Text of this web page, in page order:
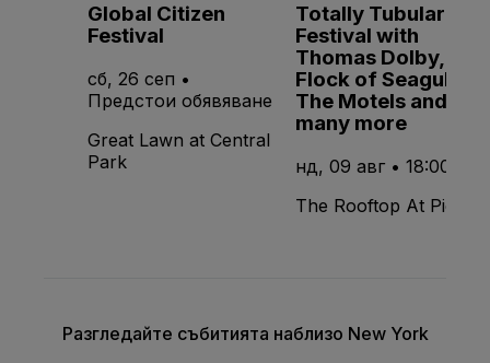
Global Citizen
Festival
сб, 26 сеп •
Предстои обявяване
Great Lawn at Central
Park
Totally Tubular
Festival with
Thomas Dolby, A
Flock of Seagulls,
The Motels and
many more
нд, 09 авг • 18:00
The Rooftop At Pier 17
Разгледайте събитията наблизо New York